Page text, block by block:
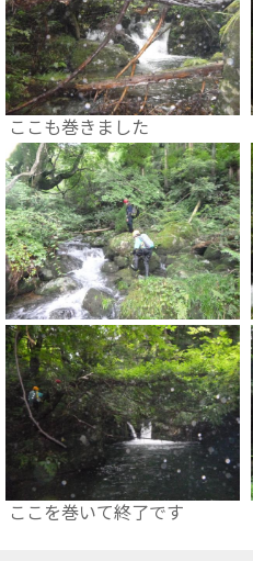
ここも巻きました
ここを巻いて終了です